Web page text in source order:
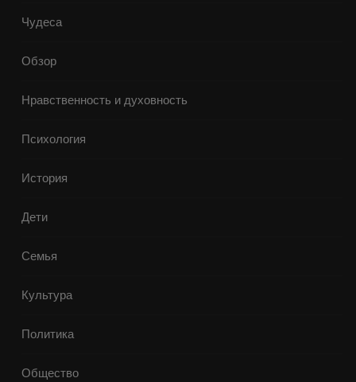
Чудеса
Обзор
Нравственность и духовность
Психология
История
Дети
Семья
Культура
Политика
Общество